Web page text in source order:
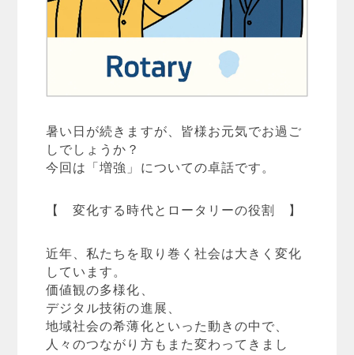
暑い日が続きますが、皆様お元気でお過ご
しでしょうか？
今回は「増強」についての卓話です。
【 変化する時代とロータリーの役割 】
近年、私たちを取り巻く社会は大きく変化
しています。
価値観の多様化、
デジタル技術の進展、
地域社会の希薄化といった動きの中で、
人々のつながり方もまた変わってきまし